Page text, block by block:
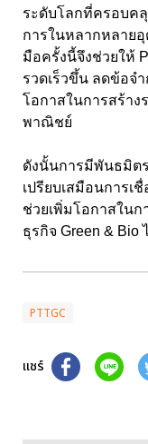
ระดับโลกที่ครอบค
การในหลากหลาย
มือครั้งนี้จึงช่วยให้
รวดเร็วขึ้น ลดข้อจ
โอกาสในการสร้า
พาณิชย์
ดังนั้นการมีพันธมิตร
เปรียบเสมือนการเ
ช่วยเพิ่มโอกาสใน
ธุรกิจ Green &
PTTGC
แชร์